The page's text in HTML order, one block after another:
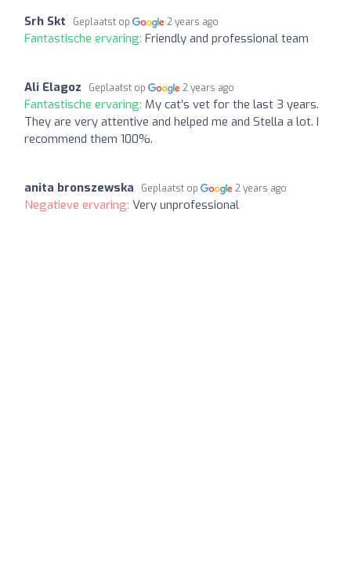
Srh Skt Geplaatst op 2 years ago
Fantastische ervaring: Friendly and professional team
Ali Elagoz Geplaatst op 2 years ago
Fantastische ervaring: My cat’s vet for the last 3 years.
They are very attentive and helped me and Stella a lot. I
recommend them 100%.
anita bronszewska Geplaatst op 2 years ago
Negatieve ervaring: Very unprofessional